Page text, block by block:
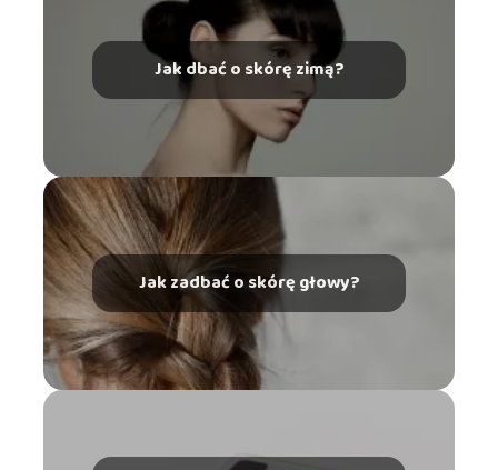
Jak dbać o skórę zimą?
Jak zadbać o skórę głowy?